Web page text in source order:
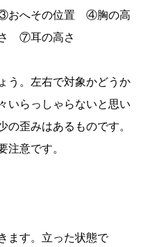
へその位置 ④胸の高
⑦耳の高さ
う。左右で対象かどうか
いらっしゃらないと思い
歪みはあるものです。
意です。
ます。立った状態で